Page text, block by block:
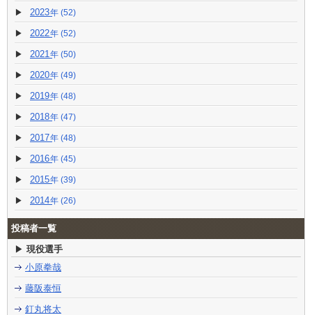
2023 (52)
2022 (52)
2021 (50)
2020 (49)
2019 (48)
2018 (47)
2017 (48)
2016 (45)
2015 (39)
2014 (26)
投稿者一覧
現役選手
小原拳哉
藤阪泰恒
釘丸将太